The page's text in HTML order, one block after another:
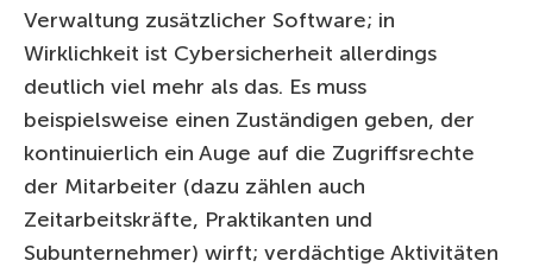
Verwaltung zusätzlicher Software; in
Wirklichkeit ist Cybersicherheit allerdings
deutlich viel mehr als das. Es muss
beispielsweise einen Zuständigen geben, der
kontinuierlich ein Auge auf die Zugriffsrechte
der Mitarbeiter (dazu zählen auch
Zeitarbeitskräfte, Praktikanten und
Subunternehmer) wirft; verdächtige Aktivitäten